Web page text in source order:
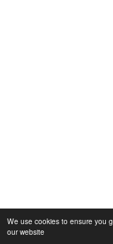
We use cookies to ensure you
our website